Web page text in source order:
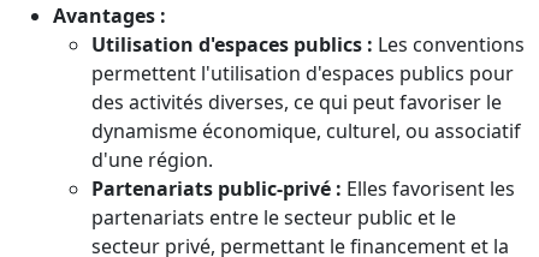
Avantages :
Utilisation d'espaces publics : Les conventions
permettent l'utilisation d'espaces publics pour
des activités diverses, ce qui peut favoriser le
dynamisme économique, culturel, ou associatif
d'une région.
Partenariats public-privé : Elles favorisent les
partenariats entre le secteur public et le
secteur privé, permettant le financement et la